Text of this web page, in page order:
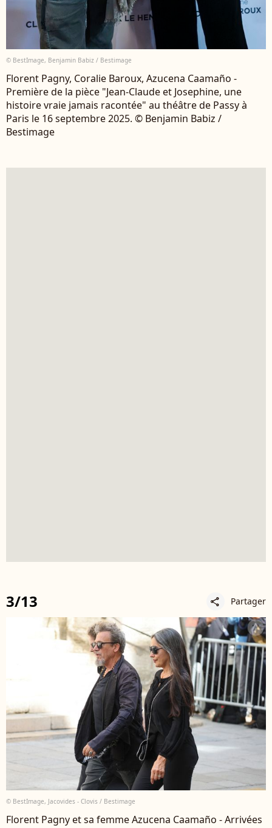
© BestImage, Benjamin Babiz / Bestimage
Florent Pagny, Coralie Baroux, Azucena Caamaño -
Première de la pièce "Jean-Claude et Josephine, une
histoire vraie jamais racontée" au théâtre de Passy à
Paris le 16 septembre 2025. © Benjamin Babiz /
Bestimage
3/13 share Partager
© BestImage, Jacovides - Clovis / Bestimage
Florent Pagny et sa femme Azucena Caamaño - Arrivées